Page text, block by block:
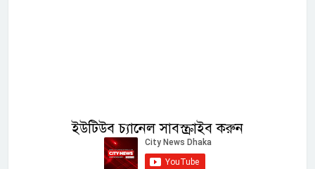
ইউটিউব চ্যানেল সাবস্ক্রাইব করুন